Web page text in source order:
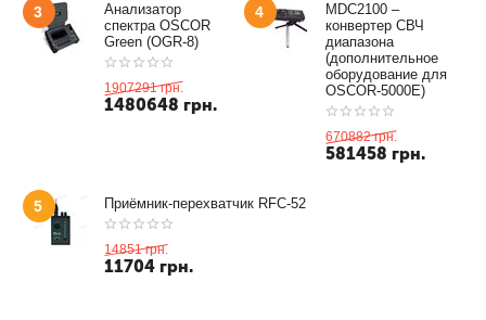
3
Анализатор
спектра OSCOR
Green (OGR-8)
1907291 грн.
1480648 грн.
4
MDC2100 –
конвертер СВЧ
диапазона
(дополнительное
оборудование для
OSCOR-5000E)
670882 грн.
581458 грн.
5 Приёмник-перехватчик RFC-52
14851 грн.
11704 грн.